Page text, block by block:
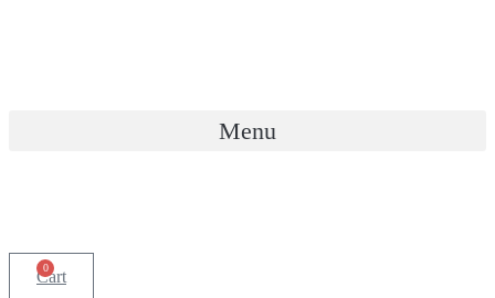
Menu
0
Cart